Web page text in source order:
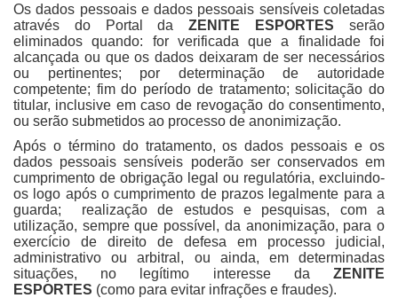
Os dados pessoais e dados pessoais sensíveis coletadas
através do Portal daZENITE ESPORTES serão
eliminados quando: for verificada que a finalidade foi
alcançada ou que os dados deixaram de ser necessários
ou pertinentes; por determinação de autoridade
competente; fim do período de tratamento; solicitação do
titular, inclusive em caso de revogação do consentimento,
ou serão submetidos ao processo de anonimização.
Após o término do tratamento, os dados pessoais e os
dados pessoais sensíveis poderão ser conservados em
cumprimento de obrigação legal ou regulatória, excluindo-
os logo após o cumprimento de prazos legalmente para a
guarda; realização de estudos e pesquisas, com a
utilização, sempre que possível, da anonimização, para o
exercício de direito de defesa em processo judicial,
administrativo ou arbitral, ou ainda, em determinadas
situações, no legítimo interesse da ZENITE
ESPORTES (como para evitar infrações e fraudes).